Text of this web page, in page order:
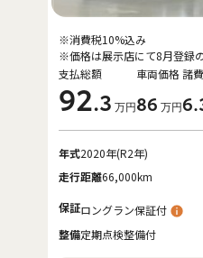
支払総額
92.3 万円
車両価格
86 万円
諸
6
※消費税10%込み
※価格は展示店にて8月登録
年式2020年(R2年)
走行距離66,000km
保証ロングラン保証付
整備定期点検整備付